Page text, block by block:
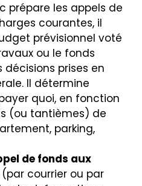
prépare les appels de
courantes, il
prévisionnel voté
ou le fonds
décisions prises en
Il détermine
quoi, en fonction
(ou tantièmes) de
parking,
de fonds aux
(par courrier ou par